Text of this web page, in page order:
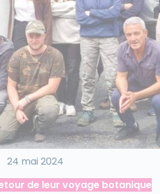
24 mai 2024
de leur voyage botanique